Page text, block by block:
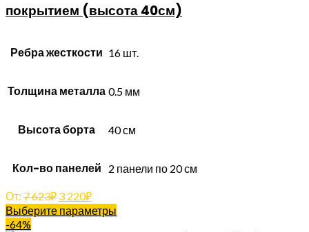
покрытием (высота 40см)
Ребра жесткости 16 шт.
Толщина металла 0.5 мм
Высота борта 40 см
Кол-во панелей 2 панели по 20 см
От: 7 623₽ 3 220₽
Выберите параметры
-64%